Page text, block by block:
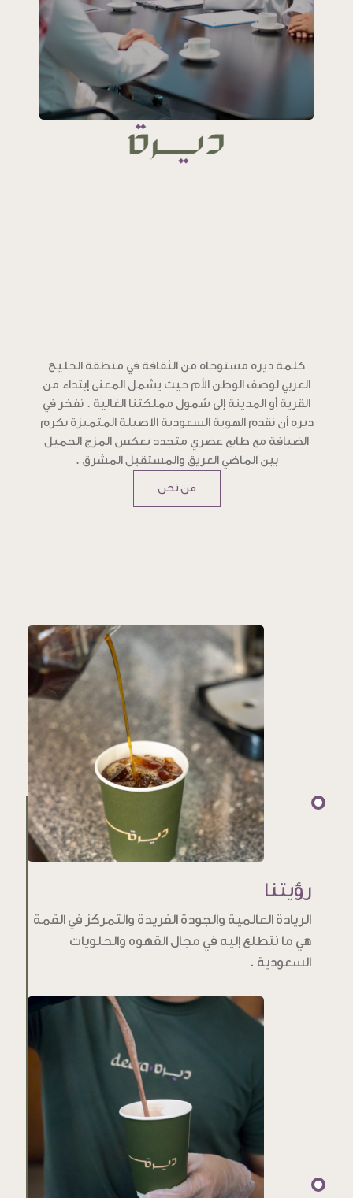
كلمة ديره مستوحاه من الثقافة في منطقة الخليج
العربي لوصف الوطن الأم حيث يشمل المعنى إبتداء من
القرية أو المدينة إلى شمول مملكتنا الغالية . نفخر في
ديره أن نقدم الهوية السعودية الاصيلة المتميزة بكرم
الضيافة مع طابع عصري متجدد يعكس المزج الجميل
بين الماضي العريق والمستقبل المشرق .
من نحن
رؤيتنا
الريادة العالمية والجودة الفريدة والتمركز في القمة
هي ما نتطلع إليه في مجال القهوه والحلويات
السعودية .